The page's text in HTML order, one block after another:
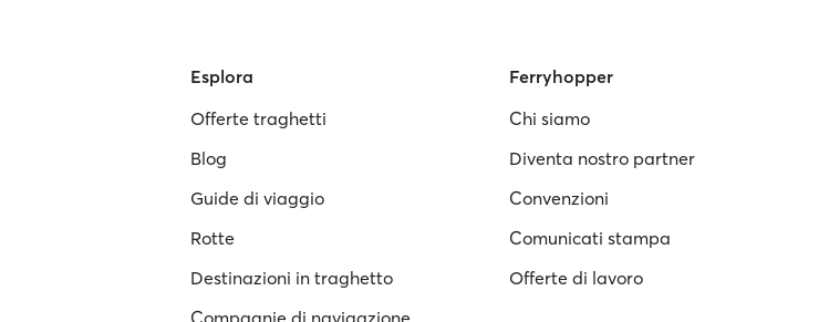
Esplora
Offerte traghetti
Blog
Guide di viaggio
Rotte
Destinazioni in traghetto
Compagnie di navigazione
Ferryhopper
Chi siamo
Diventa nostro partner
Convenzioni
Comunicati stampa
Offerte di lavoro